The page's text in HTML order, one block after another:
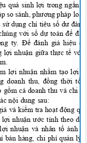
u quảsinh lợi trong ngắn
so sánh, phương pháp loạ
sửdụng chỉ tiêu số dư
với sốdự toán để
ty. Để đánh giá hiệu qu
lợi nhuận giữa thực tế vớ
lợi nhuận nhằm tạo lợi
doanh thu, đồng thời tố
gồm cả doanh thu và chi
nội dung sau:
và kiểm tra hoạt động qu
lợi nhuận ước tính theo dự
ợi nhuận và nhân tố ảnh
bán hàng, chi phí quản lý